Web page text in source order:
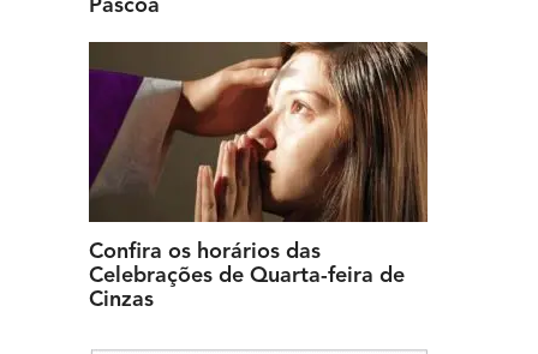
Páscoa
Confira os horários das
Celebrações de Quarta-feira de
Cinzas